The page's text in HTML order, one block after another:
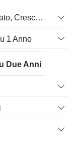
Flusso di Cassa Libero Non Indebitato, Crescita su 1 Anno %
1 Anno
Due Anni